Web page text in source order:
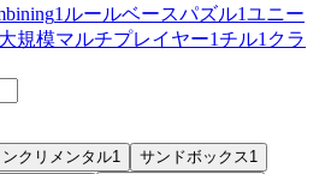
1 ルールベースパズル1ユニー
大規模マルチプレイヤー1チル1 クラ
ンクリメンタル1 サンドボックス 1